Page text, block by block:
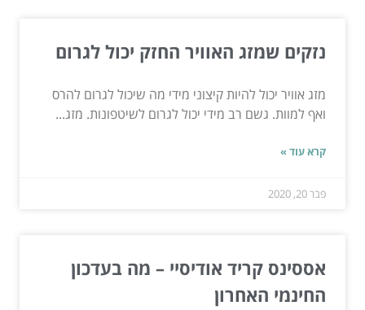
נזקים שמזג האוויר החזק יכול לגרום
מזג אוויר יכול להיות קיצוני מידי מה שיכול לגרום להרס
ואף למוות. גשם רב מידי יכול לגרום לשיטפונות. מזג...
קרא עוד »
פבר 20, 2020
אססינס קריד אודיסיי – מה בעדכון
החינמי האחרון